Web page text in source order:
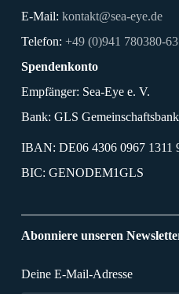
E-Mail: kontakt@sea-eye.de
Telefon: +49 (0)941 780380-63
Spendenkonto
Empfänger: Sea-Eye e. V.
Bank: GLS Gemeinschaftsbank
IBAN: DE06 4306 0967 1311
BIC: GENODEM1GLS
Abonniere unseren
Deine E-Mail-Adresse